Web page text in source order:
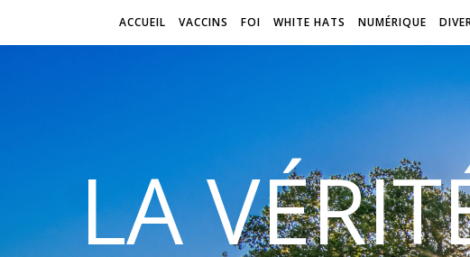
ACCUEIL VACCINS FOI WHITE HATS NUMÉRIQUE
LA